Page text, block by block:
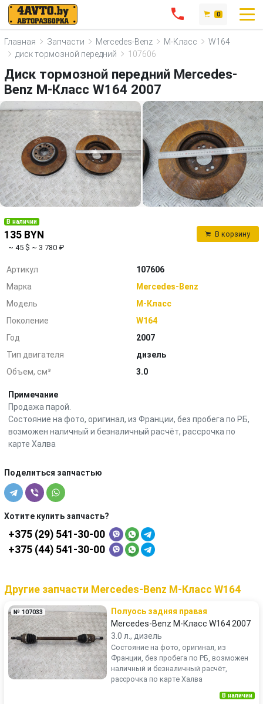
0
Главная Запчасти Mercedes-Benz M-Класс
W164
диск тормозной передний
107606
Диск тормозной передний Mercedes-
Benz M-Класс W164 2007
В наличии
135 BYN
~ 45 $ ~ 3 780 ₽
В корзину
Артикул
107606
Марка
Mercedes-Benz
Модель
M-Класс
Поколение
W164
Год
2007
Тип двигателя
дизель
Объем, см³
3.0
Примечание
Продажа парой.
Состояние на фото, оригинал, из Франции, без пробега по РБ,
возможен наличный и безналичный расчёт, рассрочка по
карте Халва
Поделиться запчастью
Хотите купить запчасть?
+375 (29) 541-30-00
+375 (44) 541-30-00
Другие запчасти Mercedes-Benz M-Класс W164
№ 107033
Полуось задняя правая
Mercedes-Benz M-Класс W164 2007
3.0 л., дизель
Состояние на фото, оригинал, из
Франции, без пробега по РБ, возможен
наличный и безналичный расчёт,
рассрочка по карте Халва
В наличии